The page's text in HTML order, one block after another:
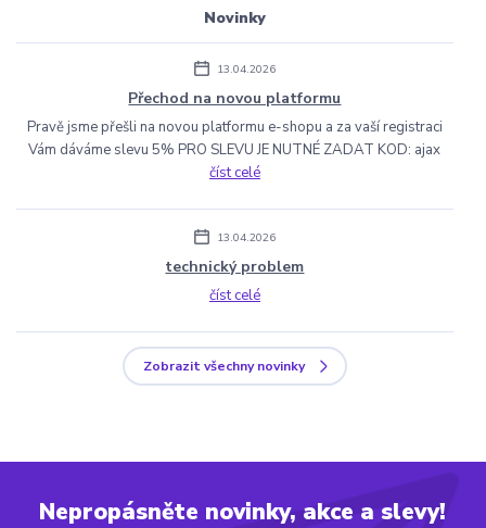
Novinky
13.04.2026
Přechod na novou platformu
Pravě jsme přešli na novou platformu e-shopu a za vaší registraci
Vám dáváme slevu 5% PRO SLEVU JE NUTNÉ ZADAT KOD: ajax
číst celé
13.04.2026
technický problem
číst celé
Zobrazit všechny novinky
Nepropásněte novinky, akce a slevy!